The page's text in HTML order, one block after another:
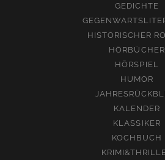
GEDICHTE
HISTORISCHER
HÖRBÜCHER
HÖRSPIEL
HUMOR
KALENDER
KLASSIKER
KOCHBUCH